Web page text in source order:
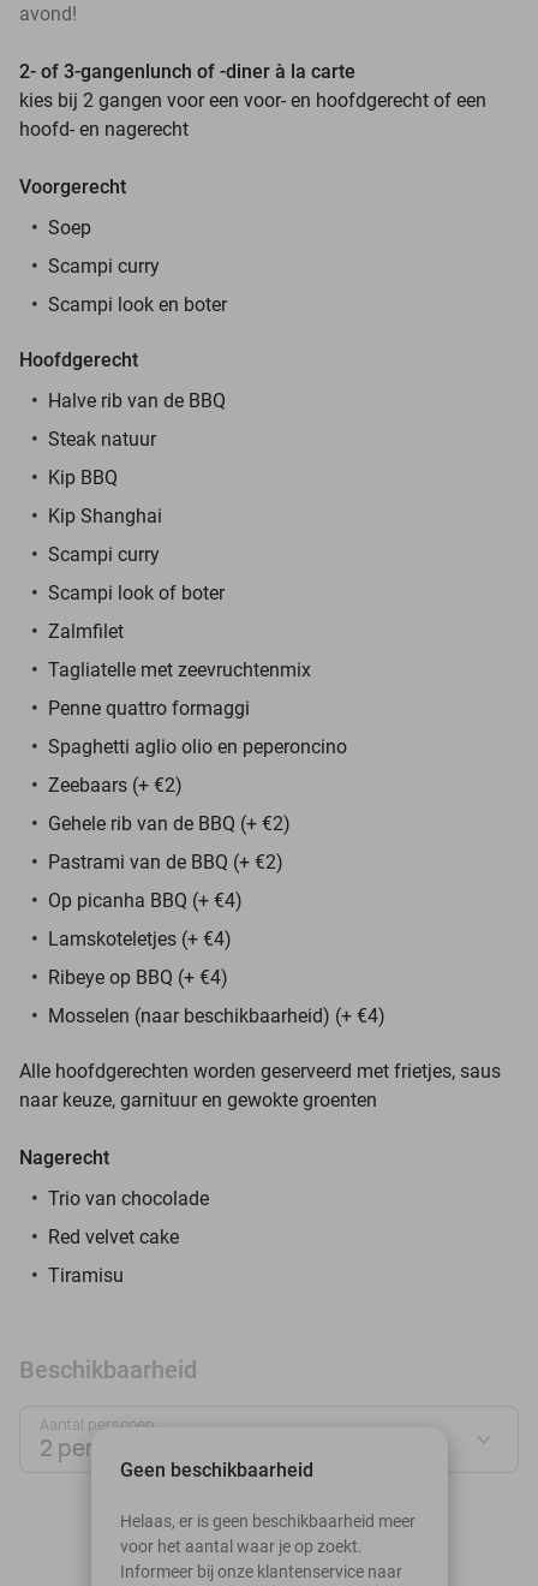
avond!
2- of 3-gangenlunch of -diner à la carte
kies bij 2 gangen voor een voor- en hoofdgerecht of een
hoofd- en nagerecht
Voorgerecht
Soep
Scampi curry
Scampi look en boter
Hoofdgerecht
Halve rib van de BBQ
Steak natuur
Kip BBQ
Kip Shanghai
Scampi curry
Scampi look of boter
Zalmfilet
Tagliatelle met zeevruchtenmix
Penne quattro formaggi
Spaghetti aglio olio en peperoncino
Zeebaars (+ €2)
Gehele rib van de BBQ (+ €2)
Pastrami van de BBQ (+ €2)
Op picanha BBQ (+ €4)
Lamskoteletjes (+ €4)
Ribeye op BBQ (+ €4)
Mosselen (naar beschikbaarheid) (+ €4)
Alle hoofdgerechten worden geserveerd met frietjes, saus
naar keuze, garnituur en gewokte groenten
Nagerecht
Trio van chocolade
Red velvet cake
Tiramisu
Beschikbaarheid
Aantal personen:
2 personen
augustus 2026
Ma
Di Wo Do Vr
Geen beschikbaarheid
Helaas, er is geen beschikbaarheid meer
voor het aantal waar je op zoekt.
Informeer bij onze klantenservice naar